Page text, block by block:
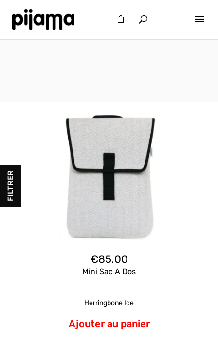
FILTRER
€85.00
Mini Sac A Dos
Herringbone Ice
Ajouter au panier